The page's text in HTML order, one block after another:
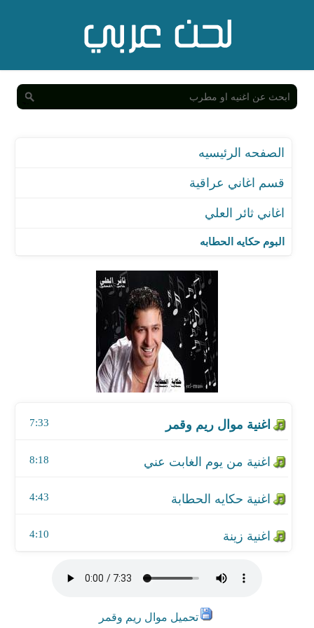
قسم اغاني عراقية
اغاني ثائر العلي
البوم حكايه الحطابه
اغنية موال ريم وقمر
7:33
اغنية من يوم الغابت عني
8:18
اغنية حكايه الحطابة
4:43
4:10
تحميل موال ريم وقمر